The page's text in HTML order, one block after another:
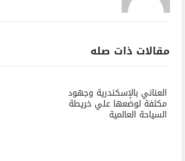
مقالات ذات صله
العناني بالإسكندرية وجهود
مكثفة لوضعها علي خريطة
السياحة العالمية